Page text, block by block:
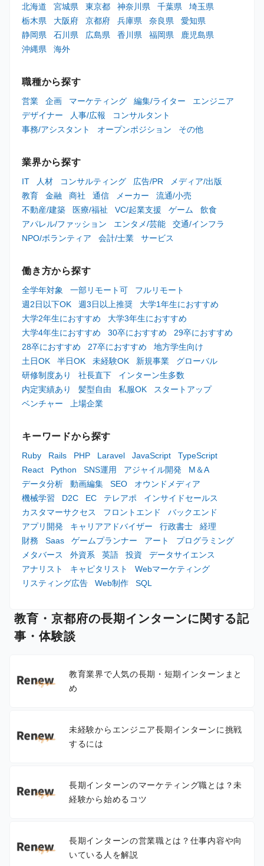
北海道 宮城県 東京都 神奈川県 千葉県
埼玉県
栃木県
大阪府 京都府 兵庫県 奈良県
愛知県
静岡県
石川県 広島県 香川県 福岡県
鹿児島県
沖縄県
海外
職種から探す
営業 企画 マーケティング 編集/ライター
エンジニア
デザイナー
人事/広報
コンサルタント
事務/アシスタント
オープンポジション その他
業界から探す
IT 人材 コンサルティング 広告/PR
メディア/出版
教育
金融 商社 通信 メーカー
流通/小売
不動産/建築
医療/福祉 VC/起業支援 ゲーム
飲食
アパレル/ファッション
エンタメ/芸能
交通/インフラ
NPO/ボランティア
会計/士業 サービス
働き方から探す
全学年対象 一部リモート可
フルリモート
週2日以下OK
週3日以上推奨
大学1年生におすすめ
大学2年生におすすめ
大学3年生におすすめ
大学4年生におすすめ
30卒におすすめ
29卒におすすめ
28卒におすすめ
27卒におすすめ
地方学生向け
土日OK
半日OK 未経験OK 新規事業
グローバル
研修制度あり
社長直下
インターン生多数
内定実績あり
髪型自由 私服OK
スタートアップ
ベンチャー
上場企業
キーワードから探す
Ruby Rails PHP Laravel JavaScript
TypeScript
React
Python SNS運用 アジャイル開発
M＆A
データ分析
動画編集 SEO
オウンドメディア
機械学習
D2C EC テレアポ
インサイドセールス
カスタマーサクセス
フロントエンド
バックエンド
アプリ開発
キャリアアドバイザー 行政書士
経理
財務
Saas ゲームプランナー アート
プログラミング
メタバース
外資系 英語 投資
データサイエンス
アナリスト
キャピタリスト
Webマーケティング
リスティング広告
Web制作 SQL
教育・京都府の長期インターンに関する記
事・体験談
教育業界で人気の長期・短期インターンまと
め
未経験からエンジニア長期インターンに挑戦
するには
長期インターンのマーケティング職とは？未
経験から始めるコツ
長期インターンの営業職とは？仕事内容や向
いている人を解説